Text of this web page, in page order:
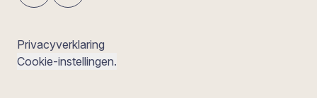
Privacyverklaring
Cookie-instellingen.